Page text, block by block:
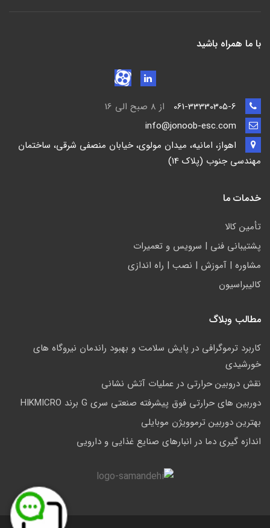
با ما همراه باشید
از 8 صبح الی 16
اهواز، امانیه، میدان مولوی، خیابان منصفی شرقی، ساختمان
مهندسی جنوب (پلاک 14)
خدمات ما
تأمين كالا
پشتيباني فني | سرويس و تعمیرات
مشاوره | آموزش | نصب | راه اندازی
کالیبراسیون
مطالب وبلاگ
کاربرد ترموگرافی در پایش سلامت و بهبود راندمان نیروگاه های
خورشیدی
نقش دروبین حرارتی در عملیات آتش نشانی
دوربین های حرارتی فوق پیشرفته صنعتی سری G برند HIKMICRO
بهترین دوربین ترموویژن موبایلی
اندازه گیری دما در انبارهای صنایع غذایی و دارویی